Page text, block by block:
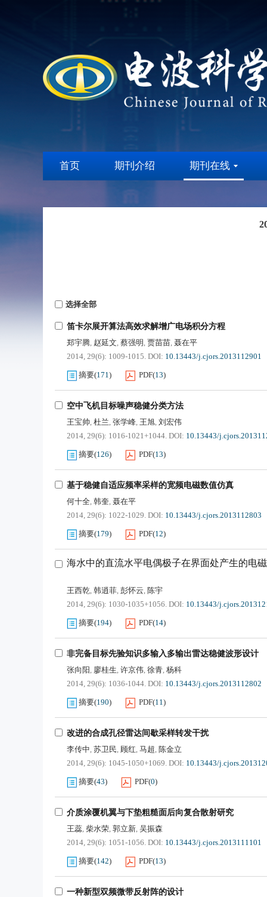
首页 期刊介绍 期刊在线
选择全部
笛卡尔展开算法高效求解增广电场积分方程
郑宇腾, 赵延文, 蔡强明, 贾苗苗, 聂在平
2014, 29(6): 1009-1015. DOI: 10.13443/j.cjors.2013112901
摘要(171) PDF(13)
空中飞机目标噪声稳健分类方法
王宝帅, 杜兰, 张学峰, 王旭, 刘宏伟
2014, 29(6): 1016-1021+1044. DOI: 10.13443/
摘要(126) PDF(13)
基于稳健自适应频率采样的宽频电磁数值仿真
何十全, 韩奎, 聂在平
2014, 29(6): 1022-1029. DOI: 10.13443/j.cjors.2013112803
摘要(179) PDF(12)
海水中的直流水平电偶极子在界面处产生的电
王西乾, 韩逍菲, 彭怀云, 陈宇
2014, 29(6): 1030-1035+1056. DOI: 10.13443/
摘要(194) PDF(14)
非完备目标先验知识多输入多输出雷达稳健波形设计
张向阳, 廖桂生, 许京伟, 徐青, 杨科
2014, 29(6): 1036-1044. DOI: 10.13443/j.cjors.2013112802
摘要(190) PDF(11)
改进的合成孔径雷达间歇采样转发干扰
李传中, 苏卫民, 顾红, 马超, 陈金立
2014, 29(6): 1045-1050+1069. DOI: 10.13443/
摘要(43) PDF(0)
介质涂覆机翼与下垫粗糙面后向复合散射研究
王蕊, 柴水荣, 郭立新, 吴振森
2014, 29(6): 1051-1056. DOI: 10.13443/j.cjors.2013111101
摘要(142) PDF(13)
一种新型双频微带反射阵的设计